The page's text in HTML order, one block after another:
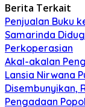
Berita Terkait
Penjualan Buku
Samarinda
Perkoperasian
Akal-akalan
Lansia Nirwana
Disembunyikan,
Pengadaan